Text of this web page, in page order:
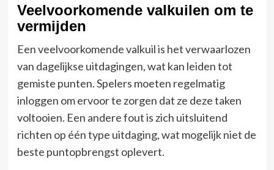
Veelvoorkomende valkuilen om te
vermijden
Een veelvoorkomende valkuil is het verwaarlozen
van dagelijkse uitdagingen, wat kan leiden tot
gemiste punten. Spelers moeten regelmatig
inloggen om ervoor te zorgen dat ze deze taken
voltooien. Een andere fout is zich uitsluitend
richten op één type uitdaging, wat mogelijk niet de
beste puntopbrengst oplevert.